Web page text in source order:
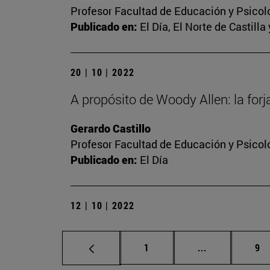
Profesor Facultad de Educación y
Publicado en: El Día, El Norte de
20 | 10 | 2022
A propósito de Woody Allen: la
Gerardo Castillo
Profesor Facultad de Educación y
Publicado en: El Día
12 | 10 | 2022
Página
1 ... Páginas 9